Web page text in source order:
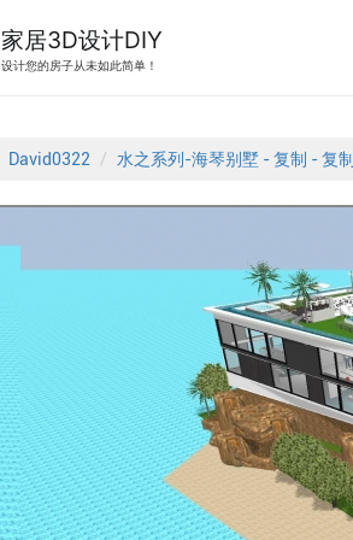
家居3D设计DIY
设计您的房子从未如此简单！
David0322 水之系列-海琴别墅 - 复制 - 复制